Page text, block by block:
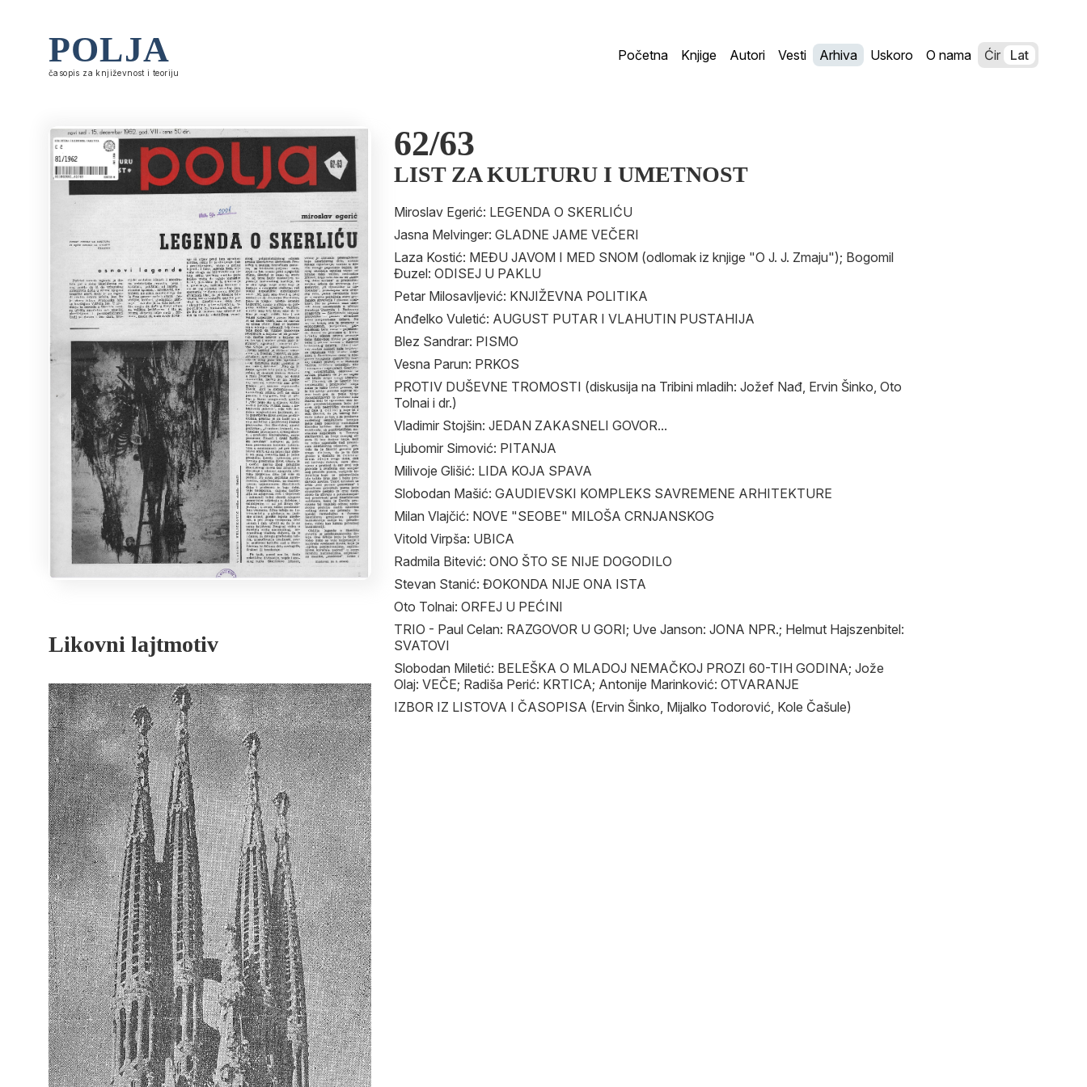
POLJA
časopis za književnost i teoriju
Početna Knjige Autori Vesti Arhiva Uskoro O nama Ćir Lat
Likovni lajtmotiv
62/63
LIST ZA KULTURU I UMETNOST
Miroslav Egerić: LEGENDA O SKERLIĆU
Jasna Melvinger: GLADNE JAME VEČERI
Laza Kostić: MEĐU JAVOM I MED SNOM (odlomak iz knjige "O J. J. Zmaju"); Bogomil
Đuzel: ODISEJ U PAKLU
Petar Milosavljević: KNJIŽEVNA POLITIKA
Anđelko Vuletić: AUGUST PUTAR I VLAHUTIN PUSTAHIJA
Blez Sandrar: PISMO
Vesna Parun: PRKOS
PROTIV DUŠEVNE TROMOSTI (diskusija na Tribini mladih: Jožef Nađ, Ervin Šinko, Oto
Tolnai i dr.)
Vladimir Stojšin: JEDAN ZAKASNELI GOVOR...
Ljubomir Simović: PITANJA
Milivoje Glišić: LIDA KOJA SPAVA
Slobodan Mašić: GAUDIEVSKI KOMPLEKS SAVREMENE ARHITEKTURE
Milan Vlajčić: NOVE "SEOBE" MILOŠA CRNJANSKOG
Vitold Virpša: UBICA
Radmila Bitević: ONO ŠTO SE NIJE DOGODILO
Stevan Stanić: ĐOKONDA NIJE ONA ISTA
Oto Tolnai: ORFEJ U PEĆINI
TRIO - Paul Celan: RAZGOVOR U GORI; Uve Janson: JONA NPR.; Helmut Hajszenbitel:
SVATOVI
Slobodan Miletić: BELEŠKA O MLADOJ NEMAČKOJ PROZI 60-TIH GODINA; Jože
Olaj: VEČE; Radiša Perić: KRTICA; Antonije Marinković: OTVARANJE
IZBOR IZ LISTOVA I ČASOPISA (Ervin Šinko, Mijalko Todorović, Kole Čašule)